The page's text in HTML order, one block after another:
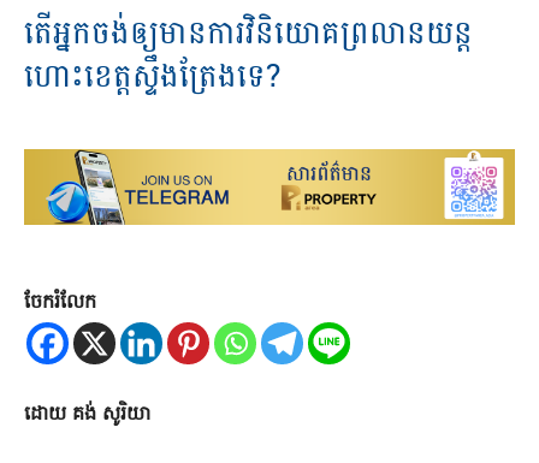
តើ​អ្នក​ចង់​ឲ្យ​មាន​ការ​វិនិយោគ​ព្រលានយន្ត​
ហោះខេត្ត​ស្ទឹងត្រែង​ទេ?​
ចែករំលែក
ដោយ គង់ សូរិយា